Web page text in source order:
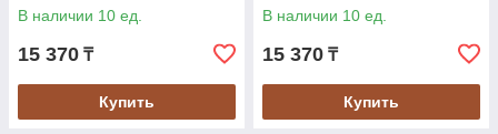
В наличии 10 ед.
15 370 ₸
Купить
В наличии 10 ед.
15 370 ₸
Купить